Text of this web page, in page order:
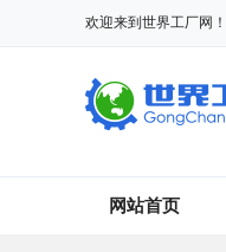
欢迎来到世界工厂网！
网站首页